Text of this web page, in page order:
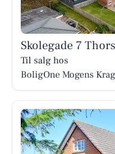
Skolegade 7
Til salg hos
BoligOne Mogens